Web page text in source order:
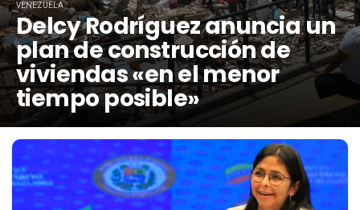
VENEZUELA
Delcy Rodríguez anuncia un
plan de construcción de
viviendas «en el menor
tiempo posible»